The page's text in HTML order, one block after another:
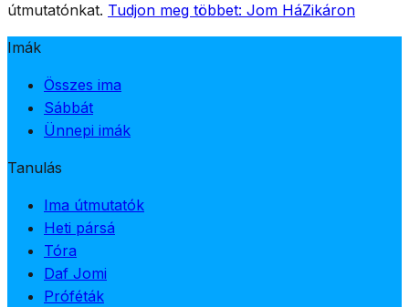
útmutatónkat. Tudjon meg többet: Jom HáZikáron
Imák
Összes ima
Sábbát
Ünnepi imák
Tanulás
Ima útmutatók
Heti pársá
Tóra
Daf Jomi
Próféták